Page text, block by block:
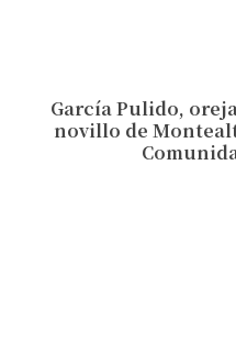
García Pulido,
novillo de